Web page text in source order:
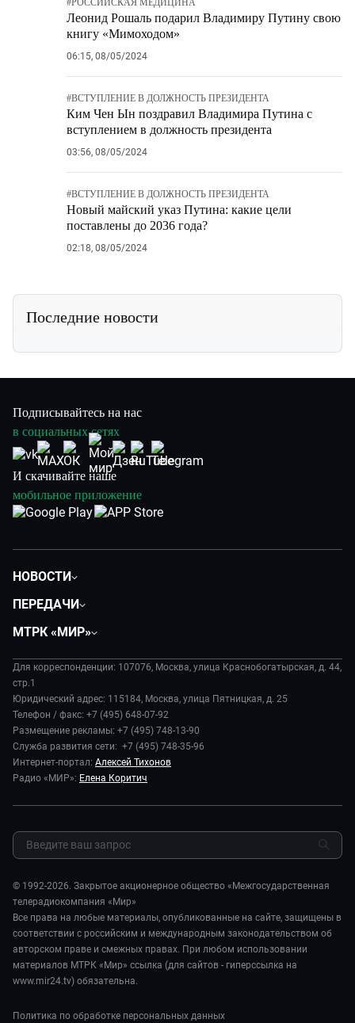
#РОССИЙСКАЯ МЕДИЦИНА
Леонид Рошаль подарил Владимиру Путину свою
книгу «Мимоходом»
06:15, 08/05/2024
#ВСТУПЛЕНИЕ В ДОЛЖНОСТЬ ПРЕЗИДЕНТА
Ким Чен Ын поздравил Владимира Путина с
вступлением в должность президента
03:56, 08/05/2024
#ВСТУПЛЕНИЕ В ДОЛЖНОСТЬ ПРЕЗИДЕНТА
Новый майский указ Путина: какие цели
поставлены до 2036 года?
02:18, 08/05/2024
Последние новости
Подписывайтесь на нас
в социальных сетях
И скачивайте наше
мобильное приложение
НОВОСТИ
Экономика
Происшествия
В содружестве
В мире
Наука и технологии
Здоровье и медицина
Спорт
Шоу-бизнес
Стиль жизни
Сад и огород
ПЕРЕДАЧИ
Дела судебные
Диктор делает
Игра в кино
Игра в кино. Мультфильмы
Исторический детектив
Миллион за 5 минут
Мировое соглашение
Предварительный диагноз
Пять причин поехать в...
МТРК «МИР»
История
Руководство
Новости компании
Пресса о нас
Карьера
Реклама
Закупки и тендеры
Обратная связь
Для корреспонденции: 107076, Москва, улица Краснобогатырская, д. 44,
стр.1
Юридический адрес: 115184, Москва, улица Пятницкая, д. 25
Телефон / факс: +7 (495) 648-07-92
Размещение рекламы: +7 (495) 748-13-90
Служба развития сети: +7 (495) 748-35-96
Интернет-портал: Алексей Тихонов
Радио «МИР»: Елена Коритич
© 1992-2026. Закрытое акционерное общество «Межгосударственная
телерадиокомпания «Мир»
Все права на любые материалы, опубликованные на сайте, защищены в
соответствии с российским и международным законодательством об
авторском праве и смежных правах. При любом использовании
материалов МТРК «Мир» ссылка (для сайтов - гиперссылка на
www.mir24.tv) обязательна.
Политика по обработке персональных данных